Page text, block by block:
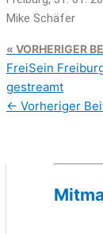
Mike Schäfer
VORHERIGER
FreiSein
gestreamt
← Vorheriger